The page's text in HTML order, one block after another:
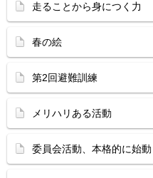
走ることから身につく力
春の絵
第2回避難訓練
メリハリある活動
委員会活動、本格的に始動